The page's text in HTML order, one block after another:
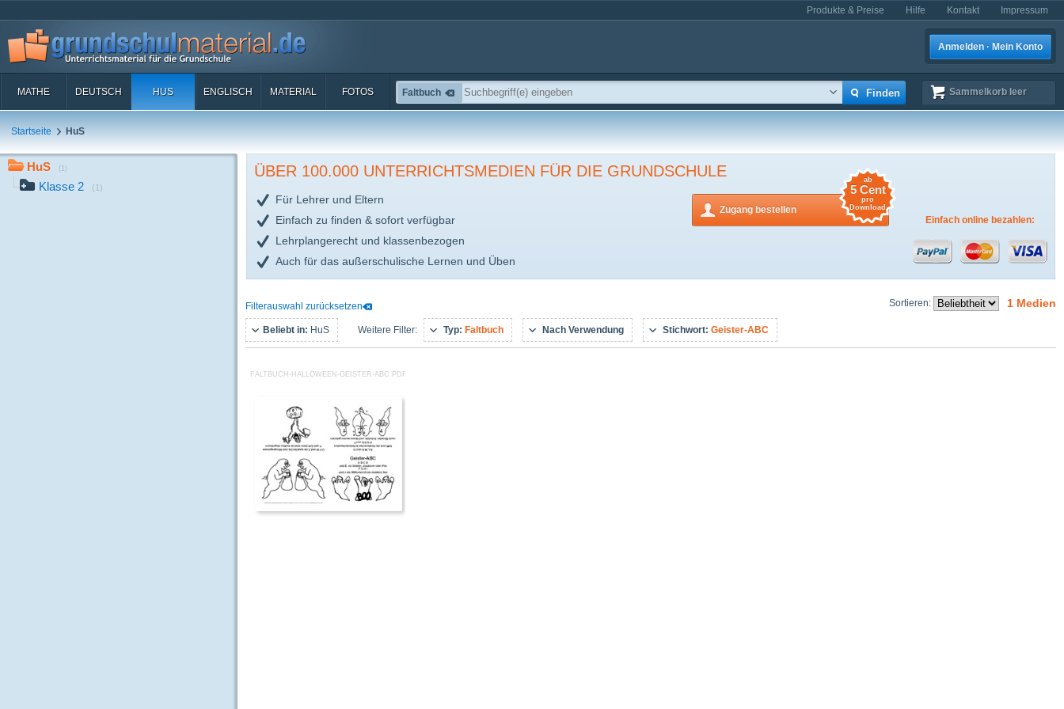
Produkte & Preise Hilfe Kontakt Impressum
Anmelden · Mein Konto
MATHE DEUTSCH HUS ENGLISCH MATERIAL FOTOS Sammelkorb leer
Faltbuch
Startseite HuS
HuS (1)
Klasse 2 (1)
ÜBER 100.000 UNTERRICHTSMEDIEN FÜR DIE GRUNDSCHULE
Für Lehrer und Eltern
Einfach zu finden & sofort verfügbar
Lehrplangerecht und klassenbezogen
Auch für das außerschulische Lernen und Üben
Zugang bestellen
ab
5 Cent
pro
Download
Einfach online bezahlen:
Sortieren: 1 Medien
Filterauswahl zurücksetzen
Beliebt in: HuS Weitere Filter: Typ: Faltbuch Nach Verwendung Stichwort: Geister-ABC
FALTBUCH-HALLOWEEN-GEISTER-ABC.PDF